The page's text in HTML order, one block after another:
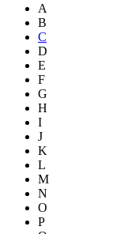
A
B
C
D
E
F
G
H
I
J
K
L
M
N
O
P